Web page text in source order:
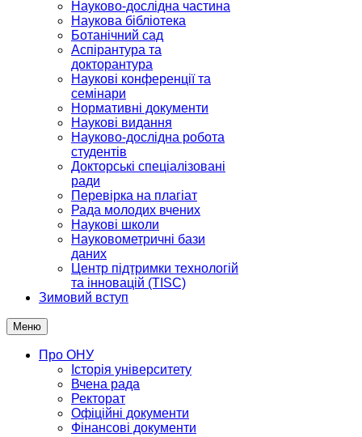
Науково-дослідна частина
Наукова бібліотека
Ботанічний сад
Аспірантура та
докторантура
Наукові конференції та
семінари
Нормативні документи
Наукові видання
Науково-дослідна робота
студентів
Докторські спеціалізовані
ради
Перевірка на плагіат
Рада молодих вчених
Наукові школи
Науковометричні бази
даних
Центр підтримки технологій
та інновацій (TISC)
Зимовий вступ
Меню
Про ОНУ
Історія університету
Вчена рада
Ректорат
Офіційні документи
Фінансові документи